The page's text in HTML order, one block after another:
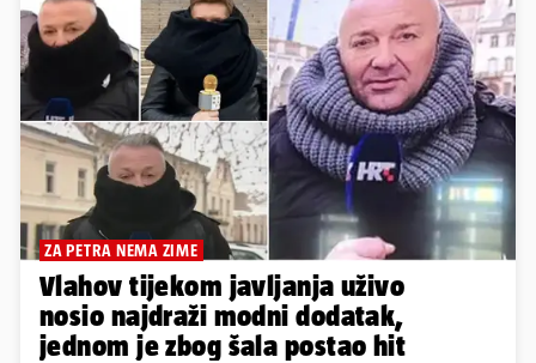
ZA PETRA NEMA ZIME
Vlahov tijekom javljanja uživo
nosio najdraži modni dodatak,
jednom je zbog šala postao hit